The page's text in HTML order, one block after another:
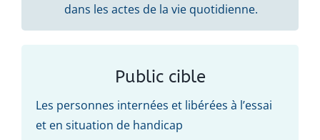
dans les actes de la vie quotidienne.
Public cible
Les personnes internées et libérées à l’essai
et en situation de handicap